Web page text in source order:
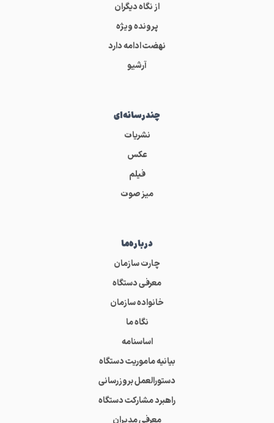
از نگاه دیگران
پرونده ویژه
نهضت ادامه دارد
آرشیو
چندرسانه‌ای
نشریات
عکس
فیلم
میز صوت
درباره‌ما
چارت سازمان
معرفی دستگاه
خانواده سازمان
نگاه ما
اساسنامه
بیانیه ماموریت دستگاه
دستورالعمل بروزرسانی
راهبرد مشارکت دستگاه
معرفی مدیران